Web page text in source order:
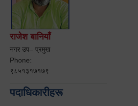
राजेश बानियाँ
नगर उप– प्रमुख
Phone:
९८५१३१७१७९
पदाधिकारीहरू